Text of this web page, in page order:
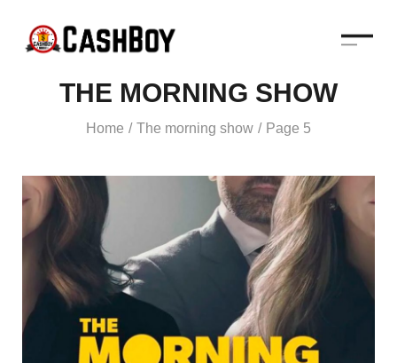
THE MORNING SHOW
Home / The morning show / Page 5